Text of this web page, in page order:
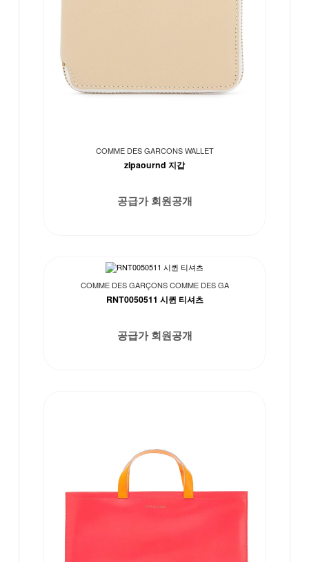
COMME DES GARCONS WALLET
zipaournd 지갑
공급가 회원공개
COMME DES GARÇONS COMME DES GA
RNT0050511 시퀸 티셔츠
공급가 회원공개